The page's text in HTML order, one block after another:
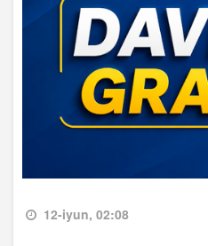
12-iyun, 02:08